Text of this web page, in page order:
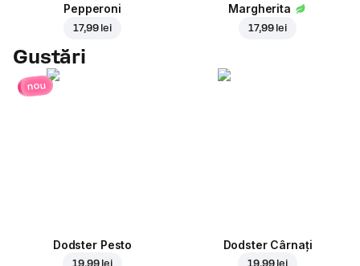
Pepperoni
17,99 lei
Margherita
17,99 lei
Gustări
nou
Dodster Pesto
19,99 lei
Dodster Cârnați
19,99 lei